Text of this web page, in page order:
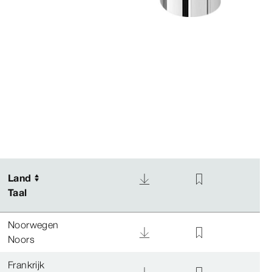
Land
Taal
Land
Taal
Noorwegen
Noors
Frankrijk